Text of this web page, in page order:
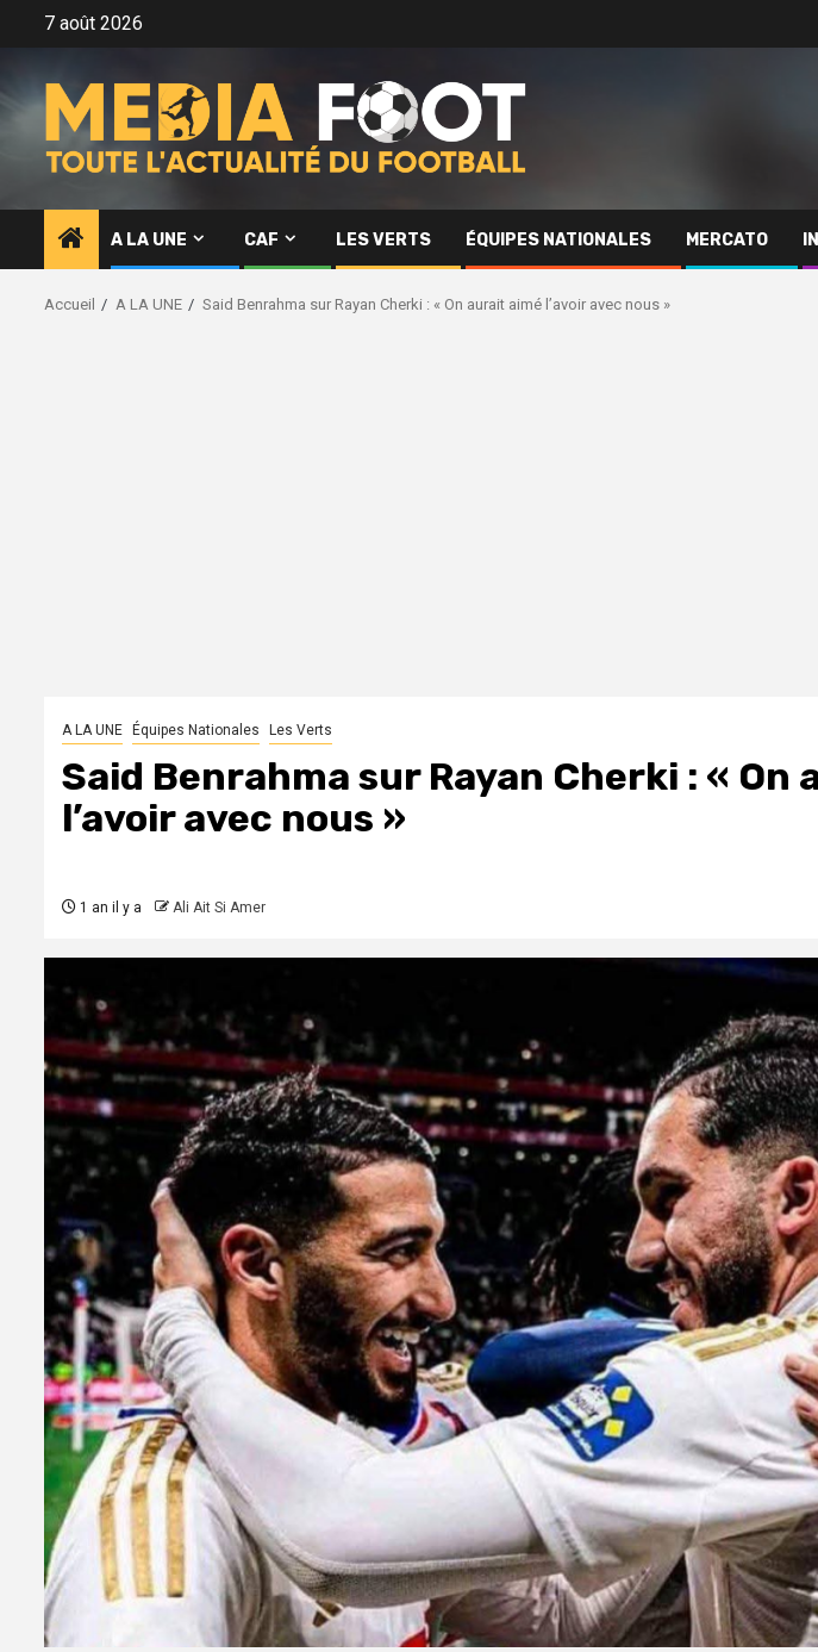
7 août 2026
A LA UNE CAF LES VERTS ÉQUIPES NATIONALES MERCATO
Accueil A LA UNE Said Benrahma sur Rayan Cherki : « On aurait aimé l’avoir avec nous »
A LA UNE Équipes Nationales Les Verts
Said Benrahma sur Rayan Cherki : « On
l’avoir avec nous »
1 an il y a Ali Ait Si Amer